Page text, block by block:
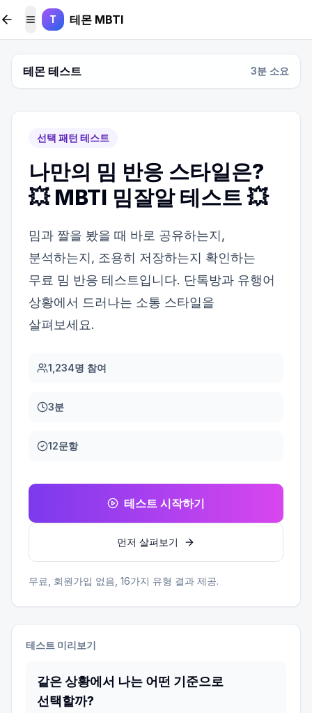
본문 바로가기
메뉴 토글
T 테몬 MBTI
테몬 테스트 3분 소요
선택 패턴 테스트
나만의 밈 반응 스타일은?
💥 MBTI 밈잘알 테스트 💥
밈과 짤을 봤을 때 바로 공유하는지,
분석하는지, 조용히 저장하는지 확인하는
무료 밈 반응 테스트입니다. 단톡방과 유행어
상황에서 드러나는 소통 스타일을
살펴보세요.
1,234명 참여
3분
12문항
테스트 시작하기
먼저 살펴보기
무료, 회원가입 없음, 16가지 유형 결과 제공.
테스트 미리보기
같은 상황에서 나는 어떤 기준으로
선택할까?